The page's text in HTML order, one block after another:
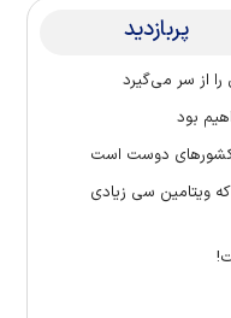
پربازدید
را از سر می‌گیرد
بود
کشور‌های دوست است
ویتامین سی زیادی